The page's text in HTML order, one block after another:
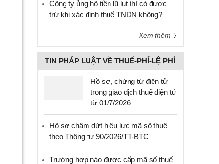
Công ty ủng hộ tiền lũ lụt thì có được
trừ khi xác định thuế TNDN không?
Xem thêm
TIN PHÁP LUẬT VỀ THUẾ-PHÍ-LỆ PHÍ
Hồ sơ, chứng từ điện tử
trong giao dịch thuế điện tử
từ 01/7/2026
Hồ sơ chấm dứt hiệu lực mã số thuế
theo Thông tư 90/2026/TT-BTC
Trường hợp nào được cấp mã số thuế